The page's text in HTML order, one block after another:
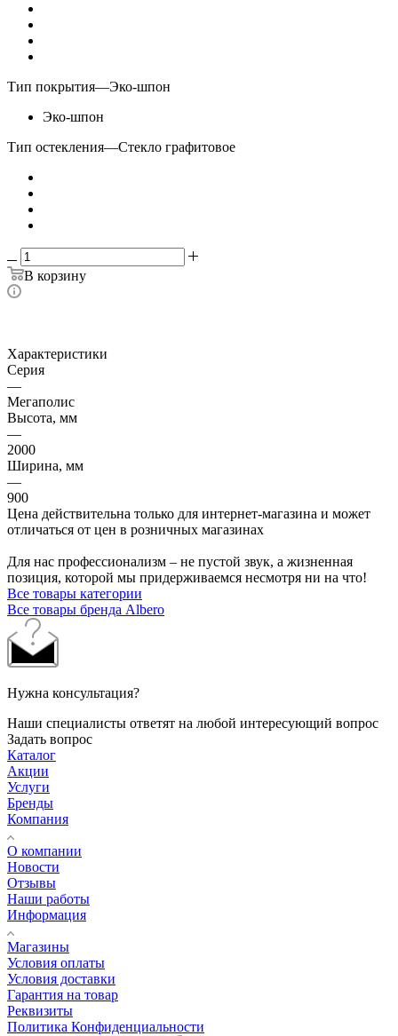
Тип покрытия—Эко-шпон
Эко-шпон
Тип остекления—Стекло графитовое
В корзину
Характеристики
Серия
—
Мегаполис
Высота, мм
—
2000
Ширина, мм
—
900
Цена действительна только для интернет-магазина и может
отличаться от цен в розничных магазинах
Для нас профессионализм – не пустой звук, а жизненная
позиция, которой мы придерживаемся несмотря ни на что!
Все товары категории
Все товары бренда Albero
Нужна консультация?
Наши специалисты ответят на любой интересующий вопрос
Задать вопрос
Каталог
Акции
Услуги
Бренды
Компания
О компании
Новости
Отзывы
Наши работы
Информация
Магазины
Условия оплаты
Условия доставки
Гарантия на товар
Реквизиты
Политика Конфиденциальности